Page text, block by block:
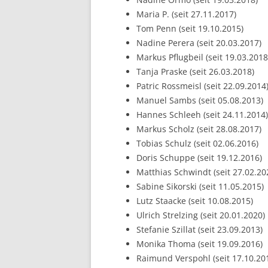
Maria P. (seit 27.11.2017)
Tom Penn (seit 19.10.2015)
Nadine Perera (seit 20.03.2017)
Markus Pflugbeil (seit
Tanja Praske (seit 26.03.2018)
Patric Rossmeisl (seit 22.09.2014)
Manuel Sambs (seit 05.08.2013)
Hannes Schleeh (seit 24.11.2014)
Markus Scholz (seit 28.08.2017)
Tobias Schulz (seit 02.06.2016)
Doris Schuppe (seit 19.12.2016)
Matthias Schwindt (seit
Sabine Sikorski (seit 11.05.2015)
Lutz Staacke (seit 10.08.2015)
Ulrich Strelzing (seit 20.01.2020)
Stefanie Szillat (seit 23.09.2013)
Monika Thoma (seit 19.09.2016)
Raimund Verspohl (seit